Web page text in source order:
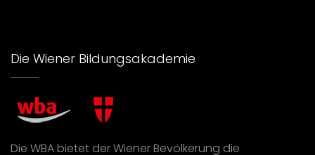
Die Wiener Bildungsakademie
Die WBA bietet der Wiener Bevölkerung die